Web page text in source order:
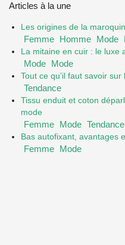
Articles à la une
Les origines de la
Femme Homme Mode
La mitaine en cuir : le luxe
Mode Mode
Tout ce qu’il faut savoir
Tendance
Tissu enduit et coton
mode
Femme Mode Tendance
Bas autofixant, avantages
Femme Mode